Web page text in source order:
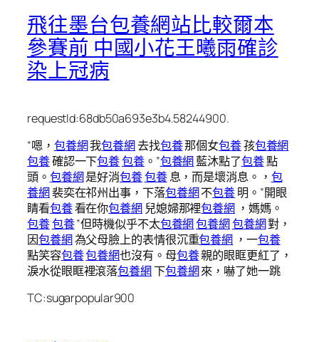
飛往墨台包養網站比較爾本
參賽前 中國小花王曦雨確診
染上冠病
requestId:68db50a693e3b4.58244900.
“嗯， 包養網我包養網去找包養那個女包養孩包養網
包養確認一下包養包養。”包養網藍沐點了包養點
頭。 包養網是好消包養包養息，而是壞消息。， 包
養網裴奕在祁州出事，下落包養網不包養明。”開眼
睛看包養看在你包養網兒媳婦那裡包養網 ，媽媽。
包養包養”但時機似乎不太包養網包養網包養網對，
因包養網為父母臉上的表情很沉重包養網 ，一包養
點笑容包養包養網也沒有。母包養親的眼眶更紅了，
淚水從眼眶裡滾落包養網下包養網來，嚇了她一跳
TC:sugarpopular900